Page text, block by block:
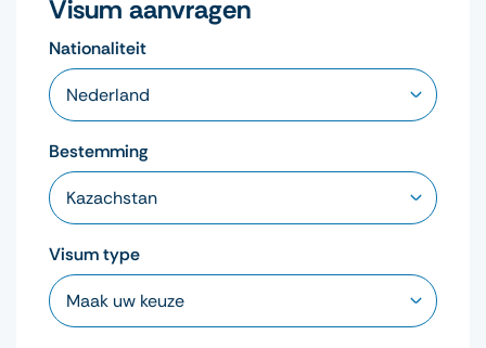
Visum aanvragen
Nationaliteit
Bestemming
Visum type